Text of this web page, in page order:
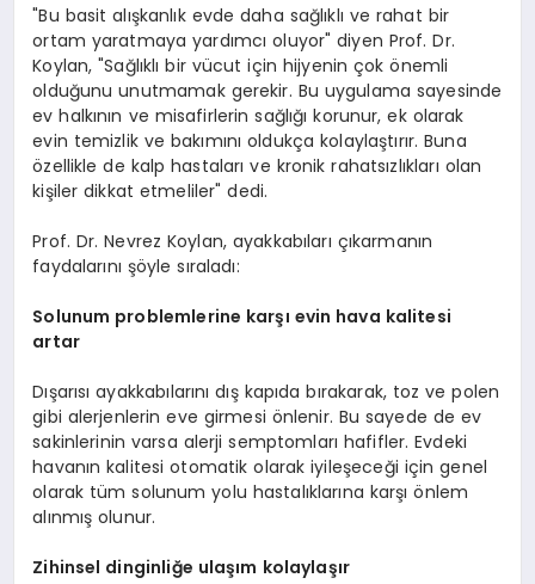
"Bu basit alışkanlık evde daha sağlıklı ve rahat bir
ortam yaratmaya yardımcı oluyor" diyen Prof. Dr.
Koylan, "Sağlıklı bir vücut için hijyenin çok önemli
olduğunu unutmamak gerekir. Bu uygulama sayesinde
ev halkının ve misafirlerin sağlığı korunur, ek olarak
evin temizlik ve bakımını oldukça kolaylaştırır. Buna
özellikle de kalp hastaları ve kronik rahatsızlıkları olan
kişiler dikkat etmeliler" dedi.
Prof. Dr. Nevrez Koylan, ayakkabıları çıkarmanın
faydalarını şöyle sıraladı:
Solunum problemlerine karşı evin hava kalitesi
artar
Dışarısı ayakkabılarını dış kapıda bırakarak, toz ve polen
gibi alerjenlerin eve girmesi önlenir. Bu sayede de ev
sakinlerinin varsa alerji semptomları hafifler. Evdeki
havanın kalitesi otomatik olarak iyileşeceği için genel
olarak tüm solunum yolu hastalıklarına karşı önlem
alınmış olunur.
Zihinsel dinginliğe ulaşım kolaylaşır